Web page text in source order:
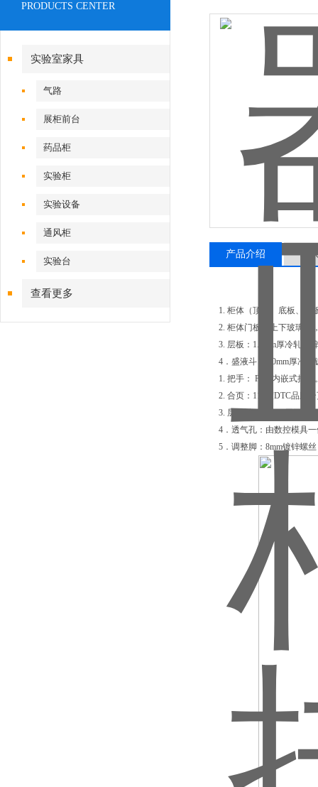
PRODUCTS CENTER
实验室家具
气路
展柜前台
药品柜
实验柜
实验设备
通风柜
实验台
查看更多
产品介绍 相
1. 柜体（顶板、底板、侧
2. 柜体门板：上下玻璃门
3. 层板：1.0mm厚冷轧镀
4．盛液斗：1.0mm厚冷
1. 把手： PVC内嵌式拉手
2. 合页：115度DTC品牌
3. 层板销：1.5mm厚不锈
4．透气孔：由数控模具
5．调整脚：8mm镀锌螺